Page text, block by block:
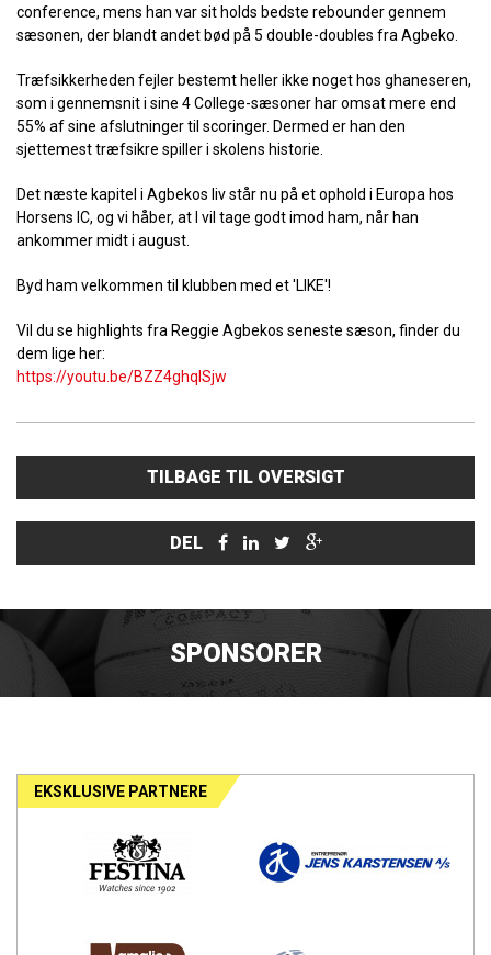
conference, mens han var sit holds bedste rebounder gennem
sæsonen, der blandt andet bød på 5 double-doubles fra Agbeko.
Træfsikkerheden fejler bestemt heller ikke noget hos ghaneseren,
som i gennemsnit i sine 4 College-sæsoner har omsat mere end
55% af sine afslutninger til scoringer. Dermed er han den
sjettemest træfsikre spiller i skolens historie.
Det næste kapitel i Agbekos liv står nu på et ophold i Europa hos
Horsens IC, og vi håber, at I vil tage godt imod ham, når han
ankommer midt i august.
Byd ham velkommen til klubben med et 'LIKE'!
Vil du se highlights fra Reggie Agbekos seneste sæson, finder du
dem lige her:
https://youtu.be/BZZ4ghqlSjw
TILBAGE TIL OVERSIGT
DEL
SPONSORER
EKSKLUSIVE PARTNERE